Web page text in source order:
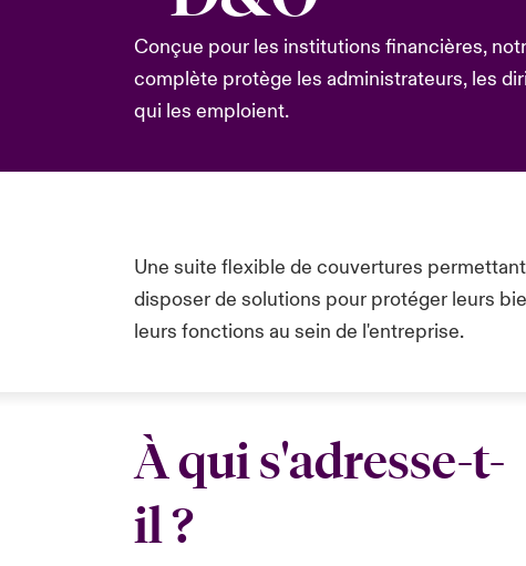
Conçue pour les institutions financières,
complète protège les administrateurs, les
qui les emploient.
Une suite flexible de couvertures
disposer de solutions pour protéger leurs
leurs fonctions au sein de l'entreprise.
À qui s'adresse-t-
il ?